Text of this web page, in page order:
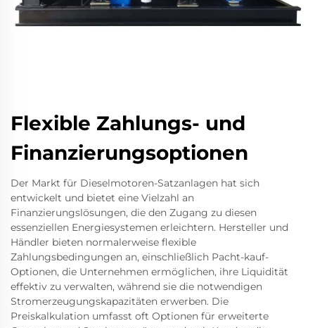
Flexible Zahlungs- und
Finanzierungsoptionen
Der Markt für Dieselmotoren-Satzanlagen hat sich
entwickelt und bietet eine Vielzahl an
Finanzierungslösungen, die den Zugang zu diesen
essenziellen Energiesystemen erleichtern. Hersteller und
Händler bieten normalerweise flexible
Zahlungsbedingungen an, einschließlich Pacht-kauf-
Optionen, die Unternehmen ermöglichen, ihre Liquidität
effektiv zu verwalten, während sie die notwendigen
Stromerzeugungskapazitäten erwerben. Die
Preiskalkulation umfasst oft Optionen für erweiterte